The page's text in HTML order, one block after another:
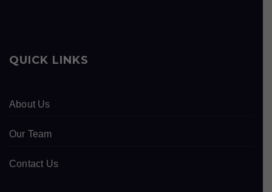
QUICK LINKS
About Us
Our Team
Contact Us